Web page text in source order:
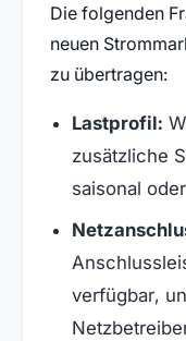
Die folgenden
neuen
zu übertragen:
Lastprofil:
zusätzliche
saisonal
verfügbar,